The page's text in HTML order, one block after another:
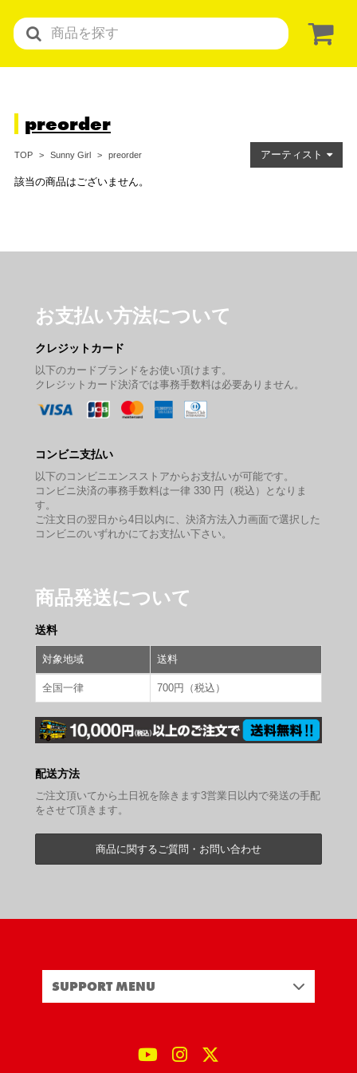
preorder
TOP Sunny Girl preorder アーティスト
該当の商品はございません。
お支払い方法について
クレジットカード
以下のカードブランドをお使い頂けます。
クレジットカード決済では事務手数料は必要ありません。
コンビニ支払い
以下のコンビニエンスストアからお支払いが可能です。
コンビニ決済の事務手数料は一律 330 円（税込）となりま
す。
ご注文日の翌日から4日以内に、決済方法入力画面で選択した
コンビニのいずれかにてお支払い下さい。
商品発送について
送料
対象地域 送料
全国一律 700円（税込）
配送方法
ご注文頂いてから土日祝を除きます3営業日以内で発送の手配
をさせて頂きます。
商品に関するご質問・お問い合わせ
SUPPORT MENU